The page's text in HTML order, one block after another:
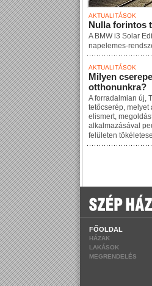
AKTUALITÁSOK
Nulla forintos
A BMW i3 Solar
napelemes-
AKTUALITÁSOK
Milyen
otthonunkra?
A forradalmian új,
tetőcserép, melyet
elismert,
alkalmazásával
felületen
FŐOLDAL
HÁZAK
LAKÁSOK
MEGRENDELÉS